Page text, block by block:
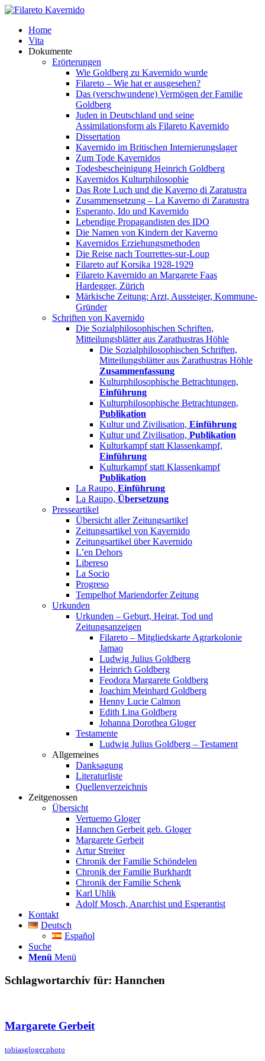
Home
Vita
Dokumente
Erörterungen
Wie Goldberg zu Kavernido wurde
Filareto – Wie hat er ausgesehen?
Das (verschwundene) Vermögen der Familie
Goldberg
Juden in Deutschland und seine
Assimilationsform als Filareto Kavernido
Dissertation
Kavernido im Britischen Internierungslager
Zum Tode Kavernidos
Todesbescheinigung Heinrich Goldberg
Kavernidos Kulturphilosophie
Das Rote Luch und die Kaverno di Zaratustra
Zusammensetzung – La Kaverno di Zaratustra
Esperanto, Ido und Kavernido
Lebendige Propagandisten des IDO
Die Namen von Kindern der Kaverno
Kavernidos Erziehungsmethoden
Die Reise nach Tourrettes-sur-Loup
Filareto auf Korsika 1928-1929
Filareto Kavernido an Margarete Faas
Hardegger, Zürich
Märkische Zeitung: Arzt, Aussteiger, Kommune-
Gründer
Schriften von Kavernido
Die Sozialphilosophischen Schriften,
Mitteilungsblätter aus Zarathustras Höhle
Die Sozialphilosophischen Schriften,
Mitteilungsblätter aus Zarathustras Höhle
Zusammenfassung
Kulturphilosophische Betrachtungen,
Einführung
Kulturphilosophische Betrachtungen,
Publikation
Kultur und Zivilisation, Einführung
Kultur und Zivilisation, Publikation
Kulturkampf statt Klassenkampf,
Einführung
Kulturkampf statt Klassenkampf
Publikation
La Raupo, Einführung
La Raupo, Übersetzung
Presseartikel
Übersicht aller Zeitungsartikel
Zeitungsartikel von Kavernido
Zeitungsartikel über Kavernido
L’en Dehors
Libereso
La Socio
Progreso
Tempelhof Mariendorfer Zeitung
Urkunden
Urkunden – Geburt, Heirat, Tod und
Zeitungsanzeigen
Filareto – Mitgliedskarte Agrarkolonie
Jamao
Ludwig Julius Goldberg
Heinrich Goldberg
Feodora Margarete Goldberg
Joachim Meinhard Goldberg
Henny Lucie Calmon
Edith Lina Goldberg
Johanna Dorothea Gloger
Testamente
Ludwig Julius Goldberg – Testament
Allgemeines
Danksagung
Literaturliste
Quellenverzeichnis
Zeitgenossen
Übersicht
Vertuemo Gloger
Hannchen Gerbeit geb. Gloger
Margarete Gerbeit
Artur Streiter
Chronik der Familie Schöndelen
Chronik der Familie Burkhardt
Chronik der Familie Schenk
Karl Uhlik
Adolf Mosch, Anarchist und Esperantist
Kontakt
Deutsch
Español
Suche
Menü Menü
Schlagwortarchiv für: Hannchen
Margarete Gerbeit
tobiasgloger.photo